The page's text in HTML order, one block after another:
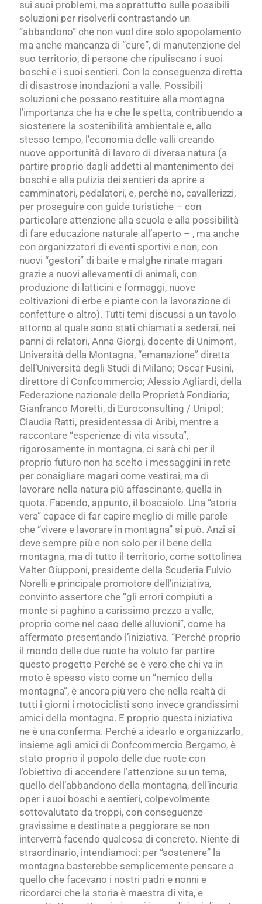
sui suoi problemi, ma soprattutto sulle possibili
soluzioni per risolverli contrastando un
“abbandono” che non vuol dire solo spopolamento
ma anche mancanza di “cure”, di manutenzione del
suo territorio, di persone che ripuliscano i suoi
boschi e i suoi sentieri. Con la conseguenza diretta
di disastrose inondazioni a valle. Possibili
soluzioni che possano restituire alla montagna
l’importanza che ha e che le spetta, contribuendo a
siostenere la sostenibilità ambientale e, allo
stesso tempo, l’economia delle valli creando
nuove opportunità di lavoro di diversa natura (a
partire proprio dagli addetti al mantenimento dei
boschi e alla pulizia dei sentieri da aprire a
camminatori, pedalatori, e, perchè no, cavallerizzi,
per proseguire con guide turistiche – con
particolare attenzione alla scuola e alla possibilità
di fare educazione naturale all’aperto – , ma anche
con organizzatori di eventi sportivi e non, con
nuovi “gestori” di baite e malghe rinate magari
grazie a nuovi allevamenti di animali, con
produzione di latticini e formaggi, nuove
coltivazioni di erbe e piante con la lavorazione di
confetture o altro). Tutti temi discussi a un tavolo
attorno al quale sono stati chiamati a sedersi, nei
panni di relatori, Anna Giorgi, docente di Unimont,
Università della Montagna, “emanazione” diretta
dell’Università degli Studi di Milano; Oscar Fusini,
direttore di Confcommercio; Alessio Agliardi, della
Federazione nazionale della Proprietà Fondiaria;
Gianfranco Moretti, di Euroconsulting / Unipol;
Claudia Ratti, presidentessa di Aribi, mentre a
raccontare “esperienze di vita vissuta”,
rigorosamente in montagna, ci sarà chi per il
proprio futuro non ha scelto i messaggini in rete
per consigliare magari come vestirsi, ma di
lavorare nella natura più affascinante, quella in
quota. Facendo, appunto, il boscaiolo. Una “storia
vera” capace di far capire meglio di mille parole
che “vivere e lavorare in montagna” si può. Anzi si
deve sempre più e non solo per il bene della
montagna, ma di tutto il territorio, come sottolinea
Valter Giupponi, presidente della Scuderia Fulvio
Norelli e principale promotore dell’iniziativa,
convinto assertore che “gli errori compiuti a
monte si paghino a carissimo prezzo a valle,
proprio come nel caso delle alluvioni”, come ha
affermato presentando l’iniziativa. “Perché proprio
il mondo delle due ruote ha voluto far partire
questo progetto Perché se è vero che chi va in
moto è spesso visto come un “nemico della
montagna”, è ancora più vero che nella realtà di
tutti i giorni i motociclisti sono invece grandissimi
amici della montagna. E proprio questa iniziativa
ne è una conferma. Perché a idearlo e organizzarlo,
insieme agli amici di Confcommercio Bergamo, è
stato proprio il popolo delle due ruote con
l’obiettivo di accendere l’attenzione su un tema,
quello dell’abbandono della montagna, dell’incuria
oper i suoi boschi e sentieri, colpevolmente
sottovalutato da troppi, con conseguenze
gravissime e destinate a peggiorare se non
interverrà facendo qualcosa di concreto. Niente di
straordinario, intendiamoci: per “sostenere” la
montagna basterebbe semplicemente pensare a
quello che facevano i nostri padri e nonni e
ricordarci che la storia è maestra di vita, e